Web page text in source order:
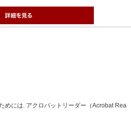
には. アクロバットリーダー（Acrobat Rea